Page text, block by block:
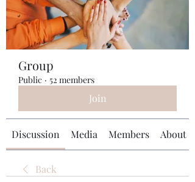
Group
Public · 52 members
Join
Discussion Media Members About
Back